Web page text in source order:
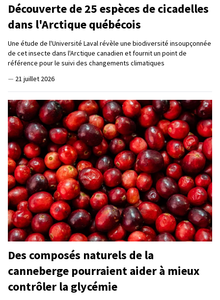
Découverte de 25 espèces de cicadelles
dans l'Arctique québécois
Une étude de l'Université Laval révèle une biodiversité insoupçonnée
de cet insecte dans l'Arctique canadien et fournit un point de
référence pour le suivi des changements climatiques
— 21 juillet 2026
Des composés naturels de la
canneberge pourraient aider à mieux
contrôler la glycémie